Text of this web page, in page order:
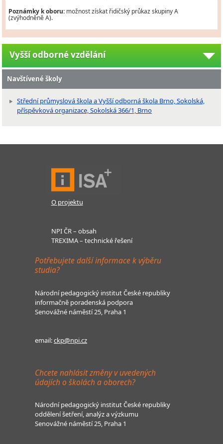
Poznámky k oboru: možnost získat řidičský průkaz skupiny A
(zvýhodněně A).
Vyšší odborné vzdělání
Navštívené školy
Střední průmyslová škola a Vyšší odborná škola Brno, Sokolská,
příspěvková organizace, Sokolská 366/1, Brno
O projektu
NPI ČR – obsah
TREXIMA – technické řešení
Potřebujete další informace k výběru
studia?
Národní pedagogický institut České republiky
informačně poradenská podpora
Senovážné náměstí 25, Praha 1
email:ckp@npi.cz
Chcete nahlásit změny v uvedených
údajích o školách a oborech?
Národní pedagogický institut České republiky
oddělení šetření, analýz a výzkumu
Senovážné náměstí 25, Praha 1